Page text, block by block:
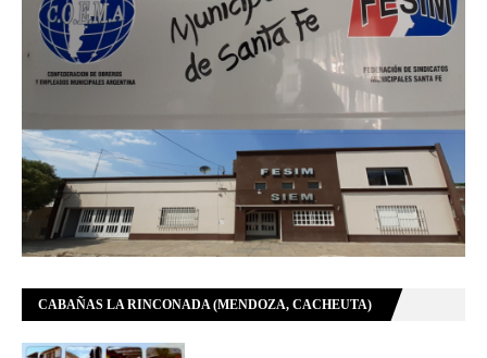
CABAÑAS LA RINCONADA (MENDOZA, CACHEUTA)